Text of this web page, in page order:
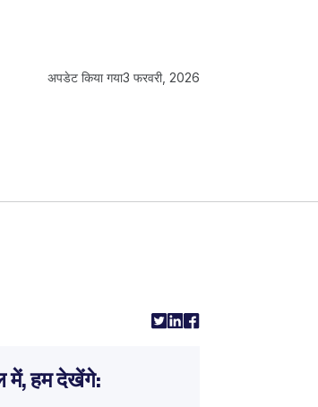
अपडेट किया गया3 फरवरी, 2026
में, हम देखेंगे: